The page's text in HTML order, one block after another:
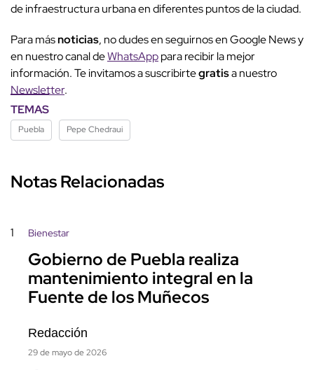
de infraestructura urbana en diferentes puntos de la ciudad.
Para másnoticias, no dudes en seguirnos en Google News y
en nuestro canal deWhatsApppara recibir la mejor
información. Te invitamos a suscribirtegratisa nuestro
Newsletter.
TEMAS
Puebla Pepe Chedraui
Notas Relacionadas
1 Bienestar
Gobierno de Puebla realiza
mantenimiento integral en la
Fuente de los Muñecos
Redacción
29 de mayo de 2026